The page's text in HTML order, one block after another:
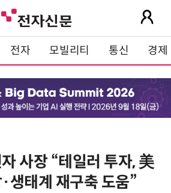
전자 모빌리티 통신 경제
사장 “테일러 투자, 美
생태계 재구축 도움”